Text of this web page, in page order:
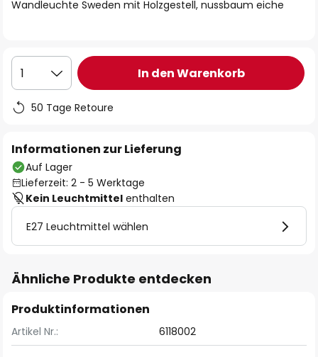
Wandleuchte Sweden mit Holzgestell, nussbaum eiche
1 In den Warenkorb
50 Tage Retoure
Informationen zur Lieferung
Auf Lager
Lieferzeit: 2 - 5 Werktage
Kein Leuchtmittel enthalten
E27 Leuchtmittel wählen
Ähnliche Produkte entdecken
Produktinformationen
Artikel Nr.: 6118002